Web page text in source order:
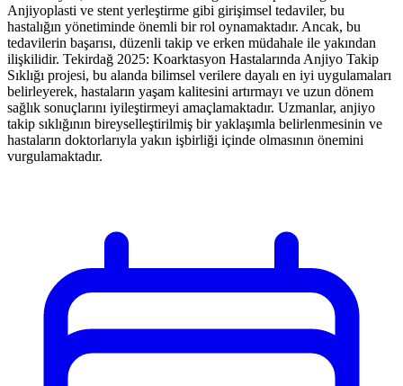
Anjiyoplasti ve stent yerleştirme gibi girişimsel tedaviler, bu
hastalığın yönetiminde önemli bir rol oynamaktadır. Ancak, bu
tedavilerin başarısı, düzenli takip ve erken müdahale ile yakından
ilişkilidir. Tekirdağ 2025: Koarktasyon Hastalarında Anjiyo Takip
Sıklığı projesi, bu alanda bilimsel verilere dayalı en iyi uygulamaları
belirleyerek, hastaların yaşam kalitesini artırmayı ve uzun dönem
sağlık sonuçlarını iyileştirmeyi amaçlamaktadır. Uzmanlar, anjiyo
takip sıklığının bireyselleştirilmiş bir yaklaşımla belirlenmesinin ve
hastaların doktorlarıyla yakın işbirliği içinde olmasının önemini
vurgulamaktadır.